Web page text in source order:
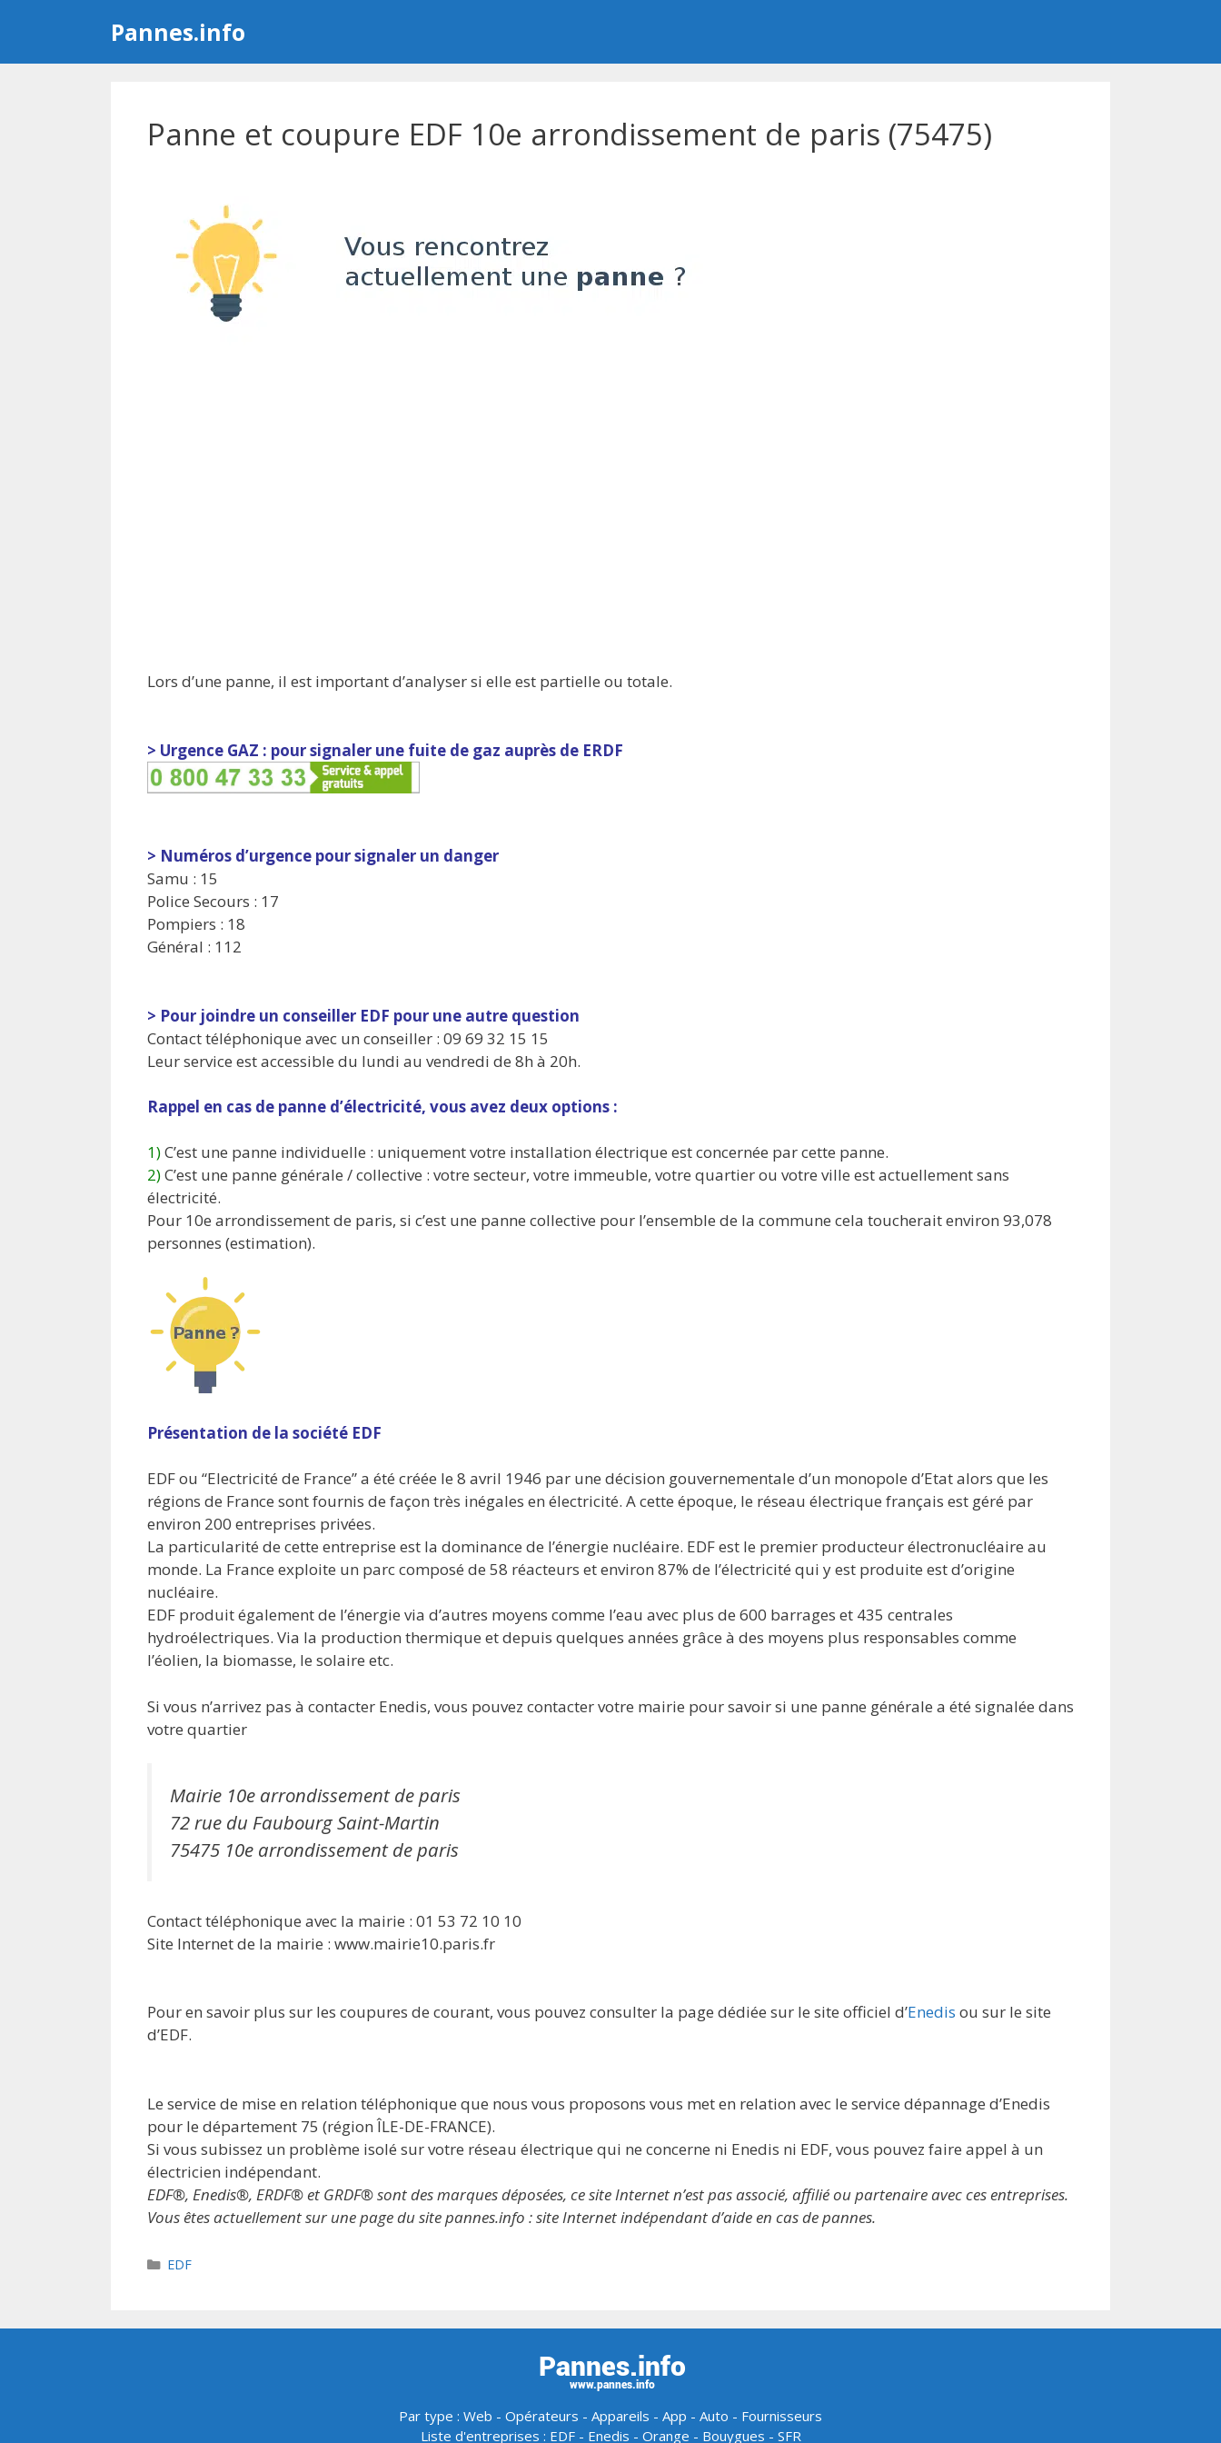
Pannes.info
Panne et coupure EDF 10e arrondissement de paris (75475)
Lors d’une panne, il est important d’analyser si elle est partielle ou totale.
> Urgence GAZ : pour signaler une fuite de gaz auprès de ERDF
> Numéros d’urgence pour signaler un danger
Samu : 15
Police Secours : 17
Pompiers : 18
Général : 112
> Pour joindre un conseiller EDF pour une autre question
Contact téléphonique avec un conseiller : 09 69 32 15 15
Leur service est accessible du lundi au vendredi de 8h à 20h.
Rappel en cas de panne d’électricité, vous avez deux options :
1)C’est une panne individuelle : uniquement votre installation électrique est concernée par cette panne.
2)C’est une panne générale / collective : votre secteur, votre immeuble, votre quartier ou votre ville est actuellement sans
électricité.
Pour 10e arrondissement de paris, si c’est une panne collective pour l’ensemble de la commune cela toucherait environ 93,078
personnes (estimation).
Présentation de la société EDF
EDF ou “Electricité de France” a été créée le 8 avril 1946 par une décision gouvernementale d’un monopole d’Etat alors que les
régions de France sont fournis de façon très inégales en électricité. A cette époque, le réseau électrique français est géré par
environ 200 entreprises privées.
La particularité de cette entreprise est la dominance de l’énergie nucléaire. EDF est le premier producteur électronucléaire au
monde. La France exploite un parc composé de 58 réacteurs et environ 87% de l’électricité qui y est produite est d’origine
nucléaire.
EDF produit également de l’énergie via d’autres moyens comme l’eau avec plus de 600 barrages et 435 centrales
hydroélectriques. Via la production thermique et depuis quelques années grâce à des moyens plus responsables comme
l’éolien, la biomasse, le solaire etc.
Si vous n’arrivez pas à contacter Enedis, vous pouvez contacter votre mairie pour savoir si une panne générale a été signalée dans
votre quartier
Mairie 10e arrondissement de paris
72 rue du Faubourg Saint-Martin
75475 10e arrondissement de paris
Contact téléphonique avec la mairie : 01 53 72 10 10
Site Internet de la mairie : www.mairie10.paris.fr
Pour en savoir plus sur les coupures de courant, vous pouvez consulter la page dédiée sur le site officiel d’Enedis ou sur le site
d’EDF.
Le service de mise en relation téléphonique que nous vous proposons vous met en relation avec le service dépannage d’Enedis
pour le département 75 (région ÎLE-DE-FRANCE).
Si vous subissez un problème isolé sur votre réseau électrique qui ne concerne ni Enedis ni EDF, vous pouvez faire appel à un
électricien indépendant.
EDF®, Enedis®, ERDF® et GRDF® sont des marques déposées, ce site Internet n’est pas associé, affilié ou partenaire avec ces entreprises.
Vous êtes actuellement sur une page du site pannes.info : site Internet indépendant d’aide en cas de pannes.
Catégories
EDF
Par type : Web - Opérateurs - Appareils - App - Auto - Fournisseurs
Liste d'entreprises : EDF- Enedis - Orange - Bouygues - SFR